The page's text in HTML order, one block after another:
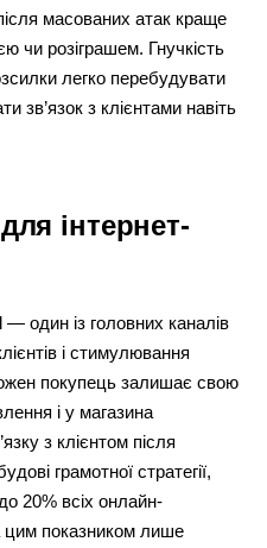
масованих атак краще
чи розіграшем. Гнучкість
легко перебудувати
зв’язок з клієнтами навіть
інтернет-
— один із головних каналів
і стимулювання
покупець залишає свою
і у магазина
з клієнтом після
грамотної стратегії,
20% всіх онлайн-
цим показником лише